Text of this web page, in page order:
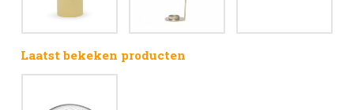
Laatst bekeken producten